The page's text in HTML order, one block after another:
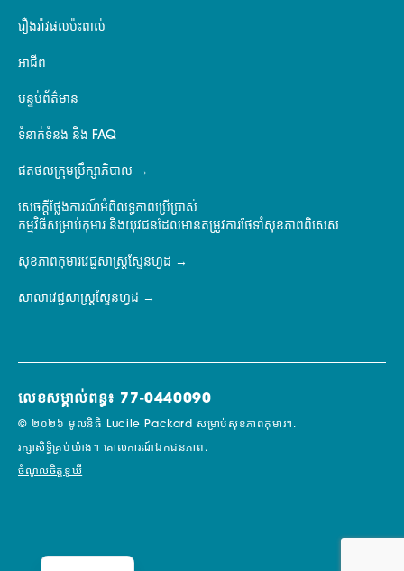
រឿងរ៉ាវផលប៉ះពាល់
អាជីព
បន្ទប់ព័ត៌មាន
ទំនាក់ទំនង និង FAQ
ផតថលក្រុមប្រឹក្សាភិបាល
សេចក្តីថ្លែងការណ៍អំពីលទ្ធភាពប្រើប្រាស់
កម្មវិធីសម្រាប់កុមារ និងយុវជនដែលមានតម្រូវការថែទាំសុខភាពពិសេស
សុខភាពកុមារវេជ្ជសាស្ត្រស្ទែនហ្វដ
សាលាវេជ្ជសាស្ត្រស្ទែនហ្វដ
លេខសម្គាល់ពន្ធ៖ 77-0440090
© ២០២៦ មូលនិធិ Lucile Packard សម្រាប់សុខភាពកុមារ។.
រក្សាសិទ្ធិគ្រប់យ៉ាង។ គោលការណ៍ឯកជនភាព.
ចំណូលចិត្តខូឃី